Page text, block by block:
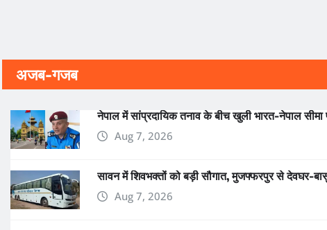
अजब-गजब
नेपाल में सांप्रदायिक तनाव के बीच खुली भारत-नेपाल
Aug 7, 2026
सावन में शिवभक्तों को बड़ी सौगात, मुजफ्फरपुर से देवघर-
Aug 7, 2026